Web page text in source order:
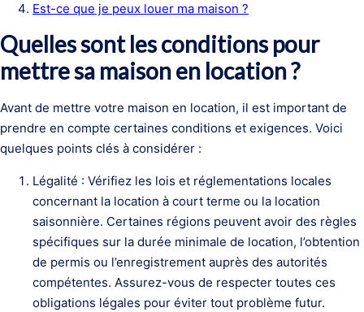
Est-ce que je peux louer ma maison ?
Quelles sont les conditions pour
mettre sa maison en location ?
Avant de mettre votre maison en location, il est important de
prendre en compte certaines conditions et exigences. Voici
quelques points clés à considérer :
Légalité : Vérifiez les lois et réglementations locales
concernant la location à court terme ou la location
saisonnière. Certaines régions peuvent avoir des règles
spécifiques sur la durée minimale de location, l’obtention
de permis ou l’enregistrement auprès des autorités
compétentes. Assurez-vous de respecter toutes ces
obligations légales pour éviter tout problème futur.